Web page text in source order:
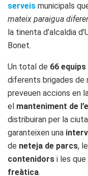
serveis municipals
mateix paraigua
la tinenta d’alcaldia
Bonet.
Un total de 66
diferents brigades de
preveuen accions en
el manteniment de
distribuiran per la
garanteixen una
de neteja de parcs,
contenidors i les
freàtica.